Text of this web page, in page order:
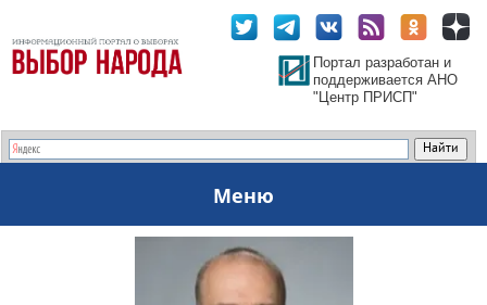
Портал разработан и
поддерживается АНО
"Центр ПРИСП"
Меню